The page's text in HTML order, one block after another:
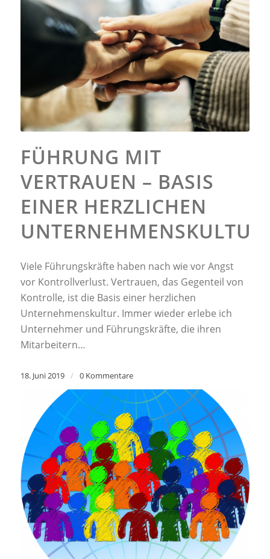
FÜHRUNG MIT
VERTRAUEN – BASIS
EINER HERZLICHEN
UNTERNEHMENSKULTUR
Viele Führungskräfte haben nach wie vor Angst
vor Kontrollverlust. Vertrauen, das Gegenteil von
Kontrolle, ist die Basis einer herzlichen
Unternehmenskultur. Immer wieder erlebe ich
Unternehmer und Führungskräfte, die ihren
Mitarbeitern…
18. Juni 2019 / 0 Kommentare